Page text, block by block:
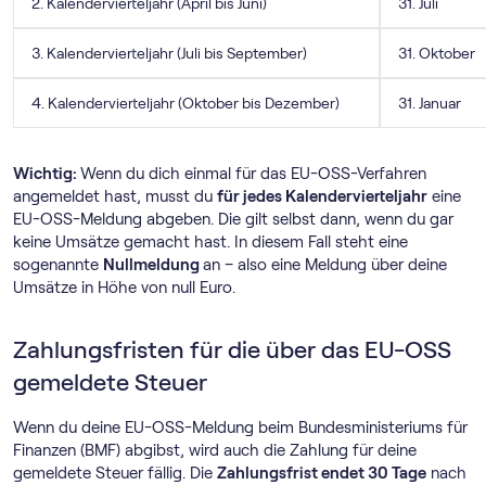
3. Kalendervierteljahr (Juli bis September) 31. Oktober
4. Kalendervierteljahr (Oktober bis Dezember) 31. Januar
Wichtig: Wenn du dich einmal für das EU-OSS-Verfahren
angemeldet hast, musst du für jedes Kalendervierteljahr eine
EU-OSS-Meldung abgeben. Die gilt selbst dann, wenn du gar
keine Umsätze gemacht hast. In diesem Fall steht eine
sogenannte Nullmeldungan – also eine Meldung über deine
Umsätze in Höhe von null Euro.
Zahlungsfristen für die über das EU-OSS
gemeldete Steuer
Wenn du deine EU-OSS-Meldung beim Bundesministeriums für
Finanzen (BMF) abgibst, wird auch die Zahlung für deine
gemeldete Steuer fällig. Die Zahlungsfrist endet 30 Tage nach